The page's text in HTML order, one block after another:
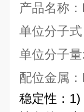
产品名称：
单位分子式
单位分子量:
配位金属：
稳定性：